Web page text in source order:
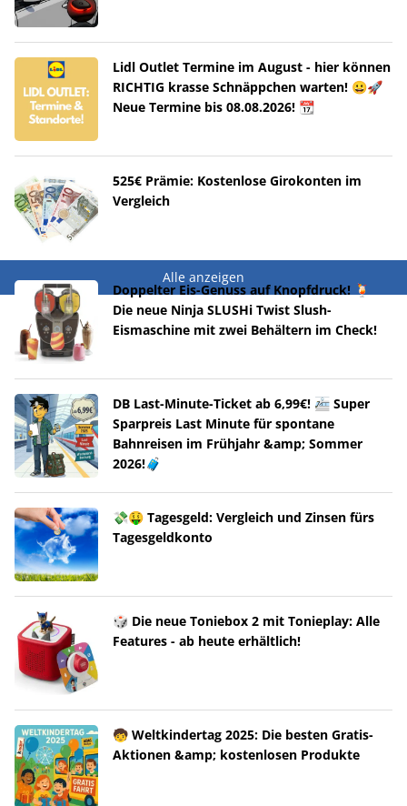
Lidl Outlet Termine im August - hier können
RICHTIG krasse Schnäppchen warten! 😀🚀
Neue Termine bis 08.08.2026! 📆
525€ Prämie: Kostenlose Girokonten im
Vergleich
Alle anzeigen
Doppelter Eis-Genuss auf Knopfdruck! 🍹
Die neue Ninja SLUSHi Twist Slush-
Eismaschine mit zwei Behältern im Check!
DB Last-Minute-Ticket ab 6,99€! 🚈 Super
Sparpreis Last Minute für spontane
Bahnreisen im Frühjahr &amp; Sommer
2026!🧳
💸🤑 Tagesgeld: Vergleich und Zinsen fürs
Tagesgeldkonto
🎲 Die neue Toniebox 2 mit Tonieplay: Alle
Features - ab heute erhältlich!
🧒 Weltkindertag 2025: Die besten Gratis-
Aktionen &amp; kostenlosen Produkte